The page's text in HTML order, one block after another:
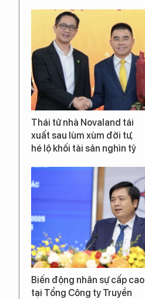
Thái tử nhà Novaland tái
xuất sau lùm xùm đời tư,
hé lộ khối tài sản nghìn tỷ
Biến động nhân sự cấp cao
tại Tổng Công ty Truyền